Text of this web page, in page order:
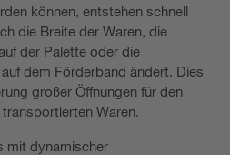
können, entstehen schnell
die Breite der Waren, die
der Palette oder die
dem Förderband ändert. Dies
großer Öffnungen für den
Waren.
mit dynamischer